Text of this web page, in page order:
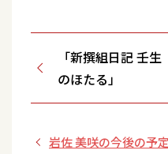
「新撰組日記 壬生
のほたる」
岩佐 美咲の今後の予